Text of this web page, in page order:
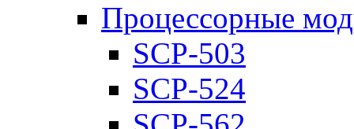
Процессорные
SCP-503
SCP-524